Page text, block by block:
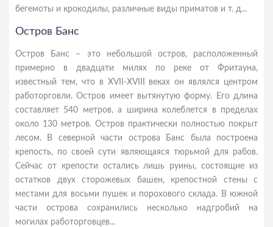
бегемоты и крокодилы, различные виды приматов и т. д...
Остров Банс
Остров Банс – это небольшой остров, расположенный
примерно в двадцати милях по реке от Фритауна,
известный тем, что в ХVII-ХVIII веках он являлся центром
работорговли. Остров имеет вытянутую форму. Его длина
составляет 540 метров, а ширина колеблется в пределах
около 130 метров. Остров практически полностью покрыт
лесом. В северной части острова Банс была построена
крепость, по своей сути являющаяся тюрьмой для рабов.
Сейчас от крепости остались лишь руины, состоящие из
остатков двух сторожевых башен, крепостной стены с
местами для восьми пушек и порохового склада. В южной
части острова сохранились несколько надгробий на
могилах работорговцев...